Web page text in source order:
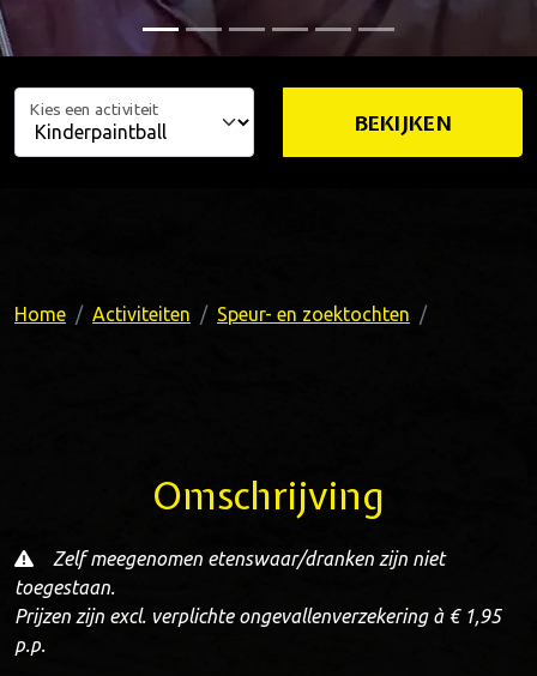
Kies een activiteit BEKIJKEN
Home Activiteiten Speur- en zoektochten
Omschrijving
Zelf meegenomen etenswaar/dranken zijn niet
toegestaan.
Prijzen zijn excl. verplichte ongevallenverzekering à € 1,95
p.p.